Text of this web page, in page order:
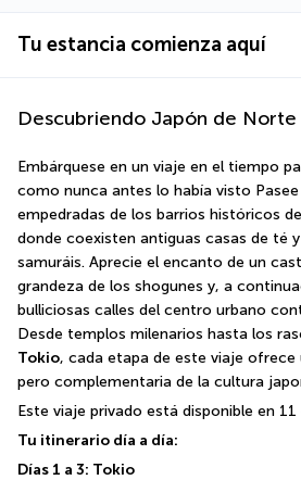
Tu estancia comienza aquí
Descubriendo Japón de Norte
Embárquese en un viaje en el tiempo
como nunca antes lo había visto
empedradas de los barrios históricos de
donde coexisten antiguas casas de té
samuráis. Aprecie el encanto de un
grandeza de los shogunes y, a
bulliciosas calles del centro urbano
Tokio, cada etapa de este viaje
pero complementaria de la cultura
Este viaje privado está disponible en 11
Tu itinerario día a día:
Días 1 a 3: Tokio